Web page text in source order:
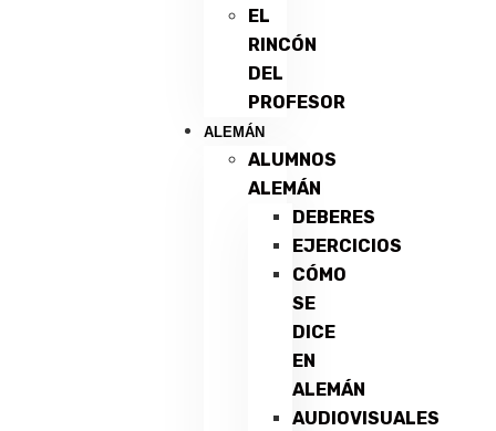
EL
RINCÓN
DEL
PROFESOR
ALEMÁN
ALUMNOS
ALEMÁN
DEBERES
EJERCICIOS
CÓMO
SE
DICE
EN
ALEMÁN
AUDIOVISUALES